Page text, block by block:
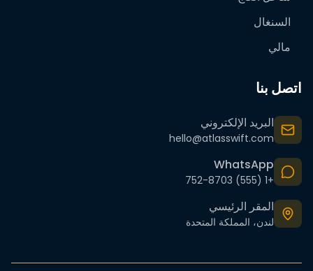
السنغال
مالي
اتصل بنا
البريد الإلكتروني
hello@atlasswift.com
WhatsApp
+1 (555) 752-8703
المقر الرئيسي
لندن، المملكة المتحدة